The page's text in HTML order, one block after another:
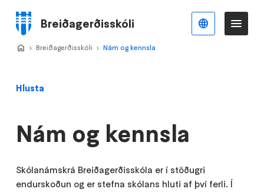
meginefni
Breiðagerðisskóli
Valmynd
Hlusta
Nám og kennsla
Skólanámskrá Breiðagerðisskóla er í stöðugri
endurskoðun og er stefna skólans hluti af því ferli. Í
Home
>
Breiðagerðisskóli >
Nám og kennsla
Íslenska